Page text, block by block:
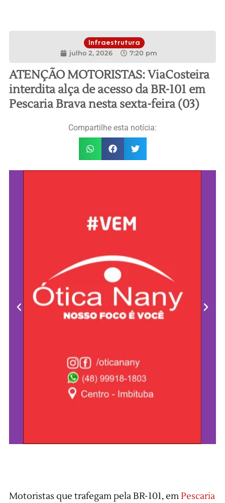
Infraestrutura
julho 2, 2026 7:20 pm
ATENÇÃO MOTORISTAS: ViaCosteira
interdita alça de acesso da BR-101 em
Pescaria Brava nesta sexta-feira (03)
Compartilhe esta notícia:
Motoristas que trafegam pela BR-101, emPescaria